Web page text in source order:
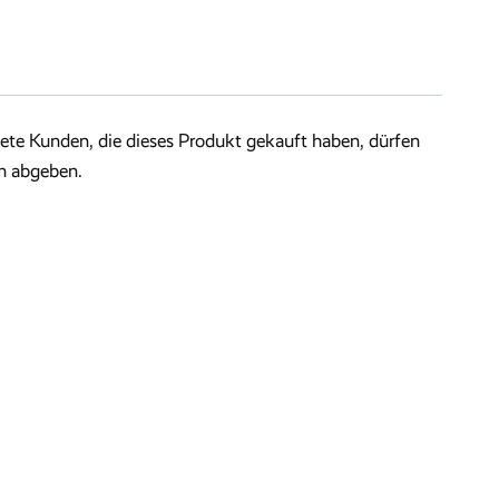
Kunden, die dieses Produkt gekauft haben, dürfen
abgeben.